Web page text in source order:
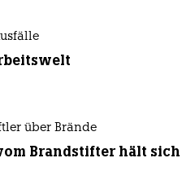
über Brände
Brandstifter hält sich